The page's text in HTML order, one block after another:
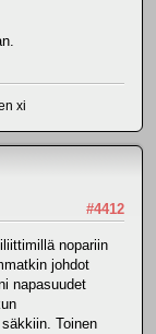
xi
#4412
nopariin
johdot
napasuudet
Toinen